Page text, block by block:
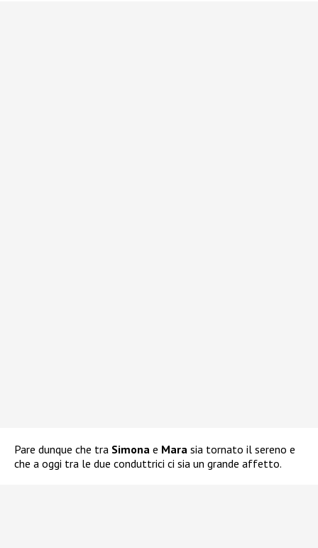
Pare dunque che tra Simona e Mara sia tornato il sereno e
che a oggi tra le due conduttrici ci sia un grande affetto.